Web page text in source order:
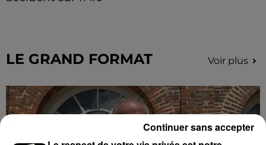
LE GRAND FORMAT Voir plus
Continuer sans accepter